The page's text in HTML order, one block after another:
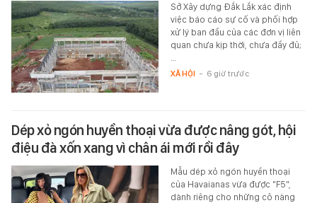
Sở Xây dựng Đắk Lắk xác định
việc báo cáo sự cố và phối hợp
xử lý ban đầu của các đơn vị liên
quan chưa kịp thời, chưa đầy đủ;
XÃ HỘI - 6 giờ trước
Dép xỏ ngón huyền thoại vừa được nâng gót, hội
điệu đà xốn xang vì chân ái mới rồi đây
Mẫu dép xỏ ngón huyền thoại
của Havaianas vừa được "F5",
dành riêng cho những cô nàng